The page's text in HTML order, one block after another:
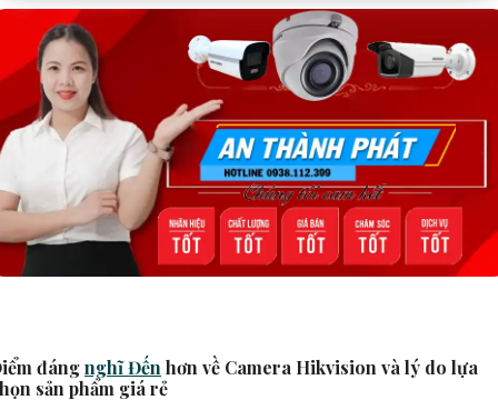
đángnghĩ Đến hơn về Camera Hikvision và lý do lựa
sản phẩm giá rẻ